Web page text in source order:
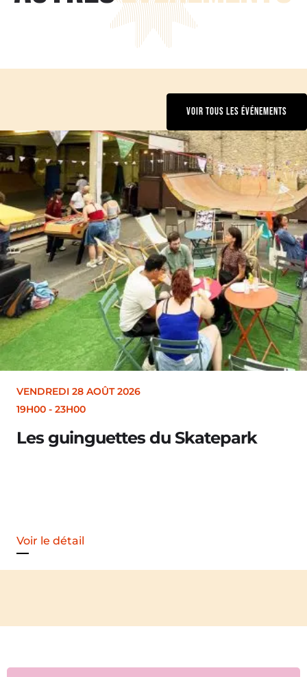
VOIR TOUS LES ÉVÉNEMENTS
VENDREDI 28 AOÛT 2026
19H00 - 23H00
Les guinguettes du Skatepark
Voir le détail